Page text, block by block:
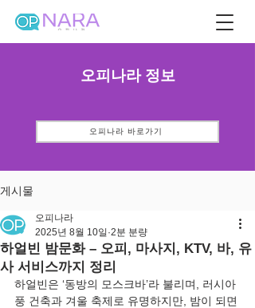
오피나라 정보
오피나라 바로가기
게시물
하얼빈 밤문화 – 오피, 마사지, KTV, 바, 유
사 서비스까지 정리
오피나라
2025년 8월 10일 2분 분량
하얼빈은 ‘동방의 모스크바’라 불리며, 러시아
풍 건축과 겨울 축제로 유명하지만, 밤이 되면